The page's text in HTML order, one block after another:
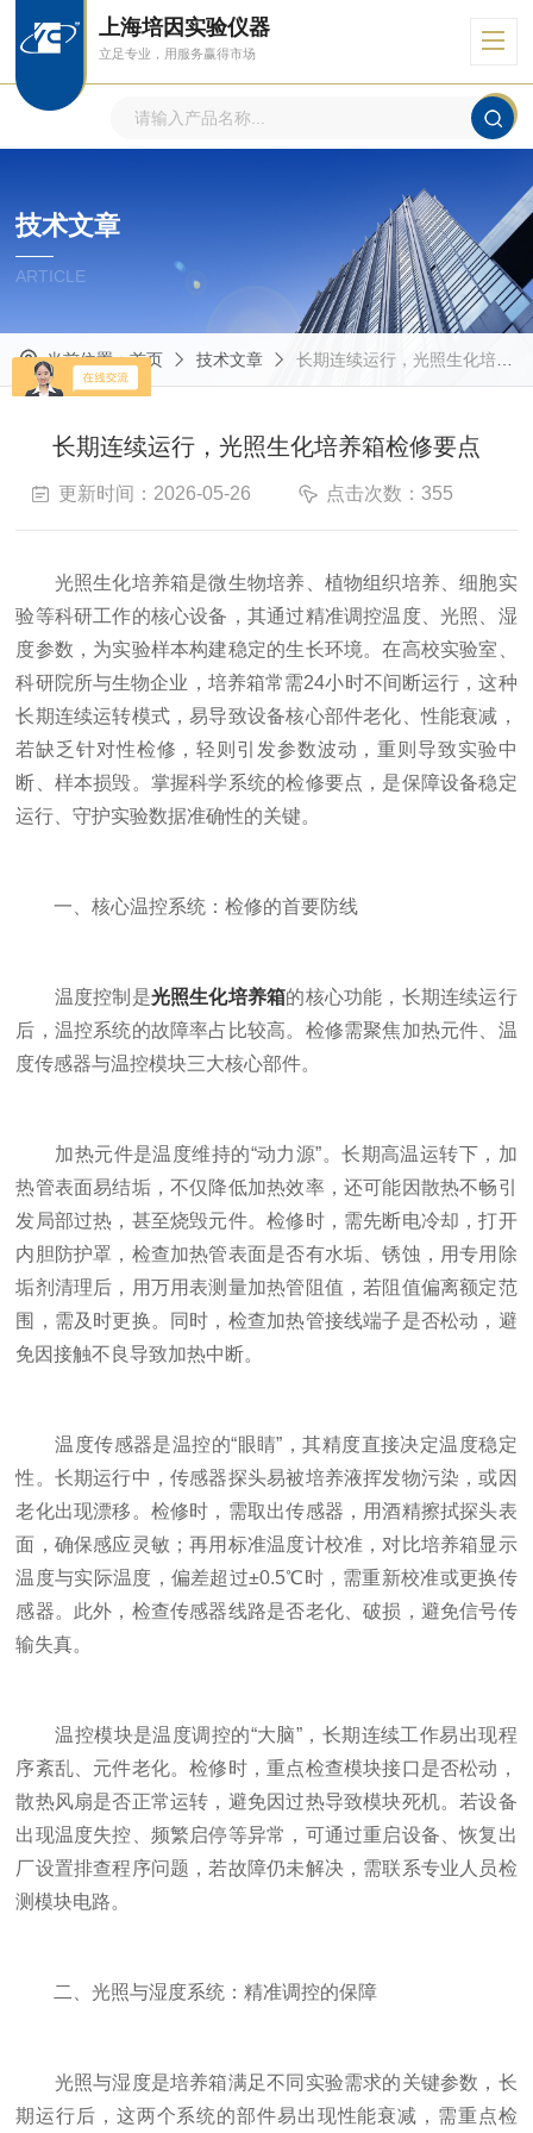
上海培因实验仪器
立足专业，用服务赢得市场
技术文章
ARTICLE
当前位置：首页 技术文章 长期连续运行，光照生化培养箱检修要点
长期连续运行，光照生化培养箱检修要点
更新时间：2026-05-26 点击次数：355
光照生化培养箱是微生物培养、植物组织培养、细胞实
验等科研工作的核心设备，其通过精准调控温度、光照、湿
度参数，为实验样本构建稳定的生长环境。在高校实验室、
科研院所与生物企业，培养箱常需24小时不间断运行，这种
长期连续运转模式，易导致设备核心部件老化、性能衰减，
若缺乏针对性检修，轻则引发参数波动，重则导致实验中
断、样本损毁。掌握科学系统的检修要点，是保障设备稳定
运行、守护实验数据准确性的关键。
一、核心温控系统：检修的首要防线
温度控制是光照生化培养箱的核心功能，长期连续运行
后，温控系统的故障率占比较高。检修需聚焦加热元件、温
度传感器与温控模块三大核心部件。
加热元件是温度维持的“动力源”。长期高温运转下，加
热管表面易结垢，不仅降低加热效率，还可能因散热不畅引
发局部过热，甚至烧毁元件。检修时，需先断电冷却，打开
内胆防护罩，检查加热管表面是否有水垢、锈蚀，用专用除
垢剂清理后，用万用表测量加热管阻值，若阻值偏离额定范
围，需及时更换。同时，检查加热管接线端子是否松动，避
免因接触不良导致加热中断。
温度传感器是温控的“眼睛”，其精度直接决定温度稳定
性。长期运行中，传感器探头易被培养液挥发物污染，或因
老化出现漂移。检修时，需取出传感器，用酒精擦拭探头表
面，确保感应灵敏；再用标准温度计校准，对比培养箱显示
温度与实际温度，偏差超过±0.5℃时，需重新校准或更换传
感器。此外，检查传感器线路是否老化、破损，避免信号传
输失真。
温控模块是温度调控的“大脑”，长期连续工作易出现程
序紊乱、元件老化。检修时，重点检查模块接口是否松动，
散热风扇是否正常运转，避免因过热导致模块死机。若设备
出现温度失控、频繁启停等异常，可通过重启设备、恢复出
厂设置排查程序问题，若故障仍未解决，需联系专业人员检
测模块电路。
二、光照与湿度系统：精准调控的保障
光照与湿度是培养箱满足不同实验需求的关键参数，长
期运行后，这两个系统的部件易出现性能衰减，需重点检